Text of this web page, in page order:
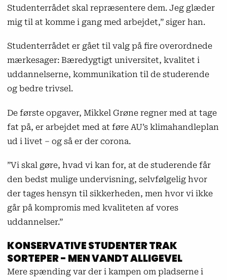
Studenterrådet skal repræsentere dem. Jeg glæder
mig til at komme i gang med arbejdet,” siger han.
Studenterrådet er gået til valg på fire overordnede
mærkesager: Bæredygtigt universitet, kvalitet i
uddannelserne, kommunikation til de studerende
og bedre trivsel.
De første opgaver, Mikkel Grøne regner med at tage
fat på, er arbejdet med at føre AU’s klimahandleplan
ud i livet – og så er der corona.
”Vi skal gøre, hvad vi kan for, at de studerende får
den bedst mulige undervisning, selvfølgelig hvor
der tages hensyn til sikkerheden, men hvor vi ikke
går på kompromis med kvaliteten af vores
uddannelser.”
KONSERVATIVE STUDENTER TRAK
SORTEPER - MEN VANDT ALLIGEVEL
Mere spænding var der i kampen om pladserne i